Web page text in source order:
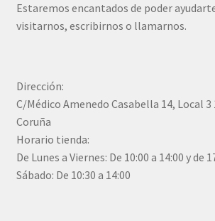
Estaremos encantados de poder
visitarnos, escribirnos o llamarnos.
Dirección:
C/Médico Amenedo Casabella 14, Local 3
Coruña
Horario tienda:
De Lunes a Viernes: De 10:00 a 14:00 y de
Sábado: De 10:30 a 14:00